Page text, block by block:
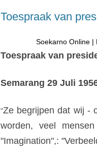
Toespraak van
Soekarno Online |
Toespraak van
Semarang 29 Juli
"Ze begrijpen dat wij -
worden, veel
"Imagination",: